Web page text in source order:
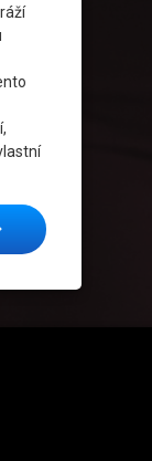
hrdinky: